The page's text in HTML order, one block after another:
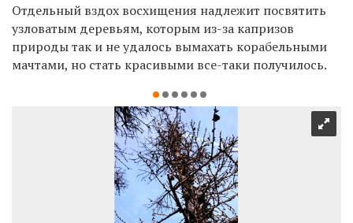
Отдельный вздох восхищения надлежит посвятить
узловатым деревьям, которым из-за капризов
природы так и не удалось вымахать корабельными
мачтами, но стать красивыми все-таки получилось.